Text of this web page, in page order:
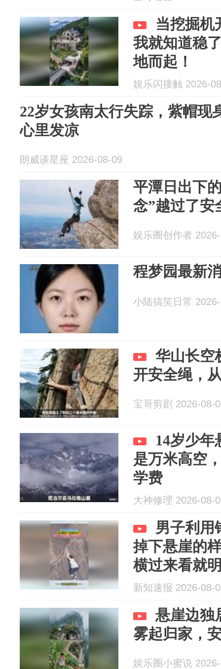
当挖掘机
我就知道稳
地而起！
娱乐闪接触 2026-
22岁女孩南太行失踪，紫帽现
心里发凉
朗威谈星座 2026-08-09
平潭日出下
念”越过了安
娱乐圈创作者
程梦园最新
小陆搞笑日常
华山长空
开安全绳，
宝哥剪剧 2026-08-
14岁少年
是万米高空
学费
大神修理 2026-08-
男子利用
掉下悬崖的
横过来看就
新知速报 2026-08-
悬崖边独
雾起归家，
娱乐圈小蜜说